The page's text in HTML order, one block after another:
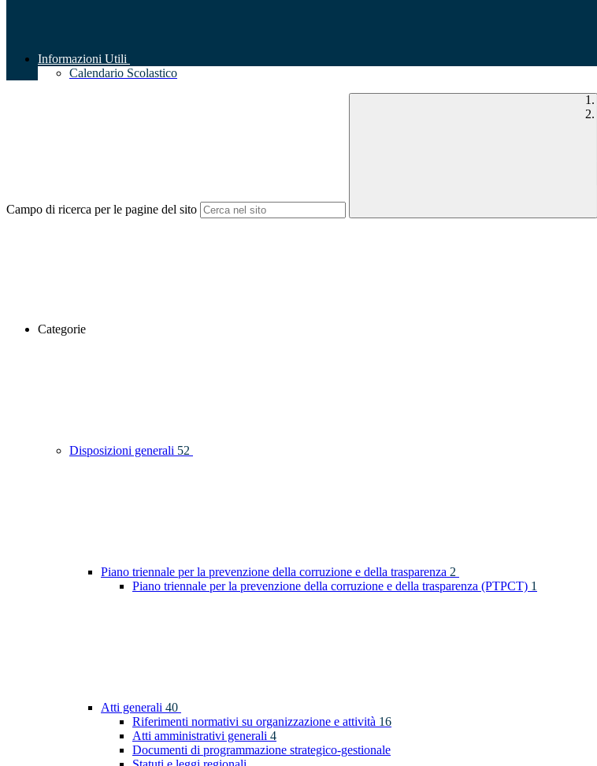
Informazioni Utili
Calendario Scolastico
Campo di ricerca per le pagine del sito
Categorie
Disposizioni generali 52
Piano triennale per la prevenzione della corruzione e della trasparenza 2
Piano triennale per la prevenzione della corruzione e della trasparenza (PTPCT) 1
Atti generali 40
Riferimenti normativi su organizzazione e attività 16
Atti amministrativi generali 4
Documenti di programmazione strategico-gestionale